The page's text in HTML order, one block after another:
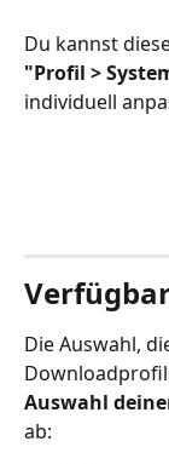
Du kannst
"Profil >
individuell
Die Auswahl,
Auswahl
ab: